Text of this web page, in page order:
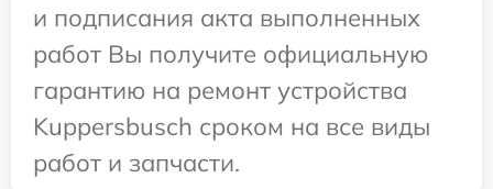
и подписания акта выполненных
работ Вы получите официальную
гарантию на ремонт устройства
Kuppersbusch сроком на все виды
работ и запчасти.